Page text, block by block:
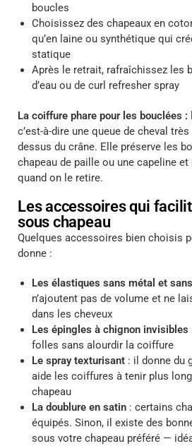
boucles
Choisissez des chapeaux en
qu’en laine ou synthétique qui
statique
Après le retrait, rafraîchissez les
d’eau ou de curl refresher spray
La coiffure phare pour les bouclées :
c’est-à-dire une queue de cheval
dessus du crâne. Elle préserve les
chapeau de paille ou une capeline
quand on le retire.
Les accessoires qui
sous chapeau
Quelques accessoires bien choisis
donne :
Les élastiques sans métal et
n’ajoutent pas de volume et ne
dans les cheveux
Les épingles à chignon invisibles
folles sans alourdir la coiffure
Le spray texturisant : il donne du
aide les coiffures à tenir plus
chapeau
La doublure en satin : certains
équipés. Sinon, il existe des
sous votre chapeau préféré —